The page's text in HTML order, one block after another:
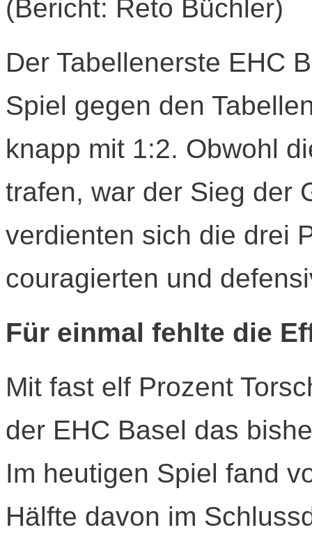
(Bericht: Reto Büchler)
Der Tabellenerste EHC
Spiel gegen den
knapp mit 1:2. Obwohl
trafen, war der Sieg der
verdienten sich die drei
couragierten und
Für einmal fehlte die
Mit fast elf Prozent
der EHC Basel das
Im heutigen Spiel fand
Hälfte davon im